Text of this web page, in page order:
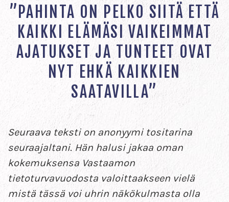
”PAHINTA ON PELKO SIITÄ ETTÄ
KAIKKI ELÄMÄSI VAIKEIMMAT
AJATUKSET JA TUNTEET OVAT
NYT EHKÄ KAIKKIEN
SAATAVILLA”
Seuraava teksti on anonyymi tositarina
seuraajaltani. Hän halusi jakaa oman
kokemuksensa Vastaamon
tietoturvavuodosta valoittaakseen vielä
mistä tässä voi uhrin näkökulmasta olla